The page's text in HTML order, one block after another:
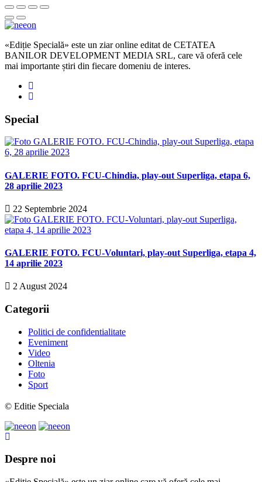
«Ediție Specială» este un ziar online editat de CETATEA
BANILOR DEVELOPMENT MEDIA SRL, care vă oferă cele
mai importante știri din fiecare domeniu de interes.
Special
GALERIE FOTO. FCU-Chindia, play-out Superliga, etapa 6,
28 aprilie 2023
22 Septembrie 2024
GALERIE FOTO. FCU-Voluntari, play-out Superliga, etapa 4,
14 aprilie 2023
2 August 2024
Categorii
Politici de confidentialitate
Eveniment
Video
Oltenia
Foto
Sport
© Editie Speciala
Despre noi